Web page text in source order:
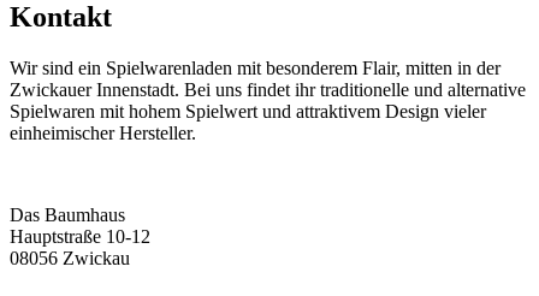
Kontakt
Wir sind ein Spielwarenladen mit besonderem Flair, mitten in der
Zwickauer Innenstadt. Bei uns findet ihr traditionelle und alternative
Spielwaren mit hohem Spielwert und attraktivem Design vieler
einheimischer Hersteller.
Das Baumhaus
Hauptstraße 10-12
08056 Zwickau